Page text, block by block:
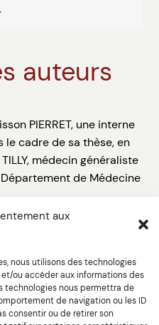
aux
nous utilisons des technologies
ou accéder aux informations des
technologies nous permettra de
de navigation ou les ID
consentir ou de retirer son
auteurs
PIERRET, une interne
le cadre de sa thèse, en
médecin généraliste
de Médecine
par Thibault
dans la
interfaces homme-